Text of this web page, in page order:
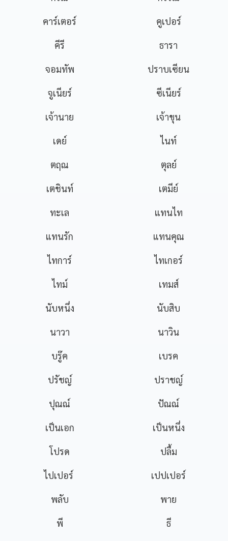
คาร์เตอร์
คีรี
จอมทัพ
จูเนียร์
เจ้านาย
เดย์
ตฤณ
เตชินท์
ทะเล
แทนรัก
ไทการ์
ไทม์
นับหนึ่ง
นาวา
บรู๊ค
ปรัชญ์
ปุณณ์
เป็นเอก
โปรด
ไปเปอร์
พลับ
พี
คูเปอร์
ธารา
ปราบเซียน
ซีเนียร์
เจ้าขุน
ไนท์
ตุลย์
เตมีย์
แทนไท
แทนคุณ
ไทเกอร์
เทมส์
นับสิบ
นาวิน
เบรค
ปราชญ์
ปัณณ์
เป็นหนึ่ง
ปลื้ม
เปปเปอร์
พาย
ธี